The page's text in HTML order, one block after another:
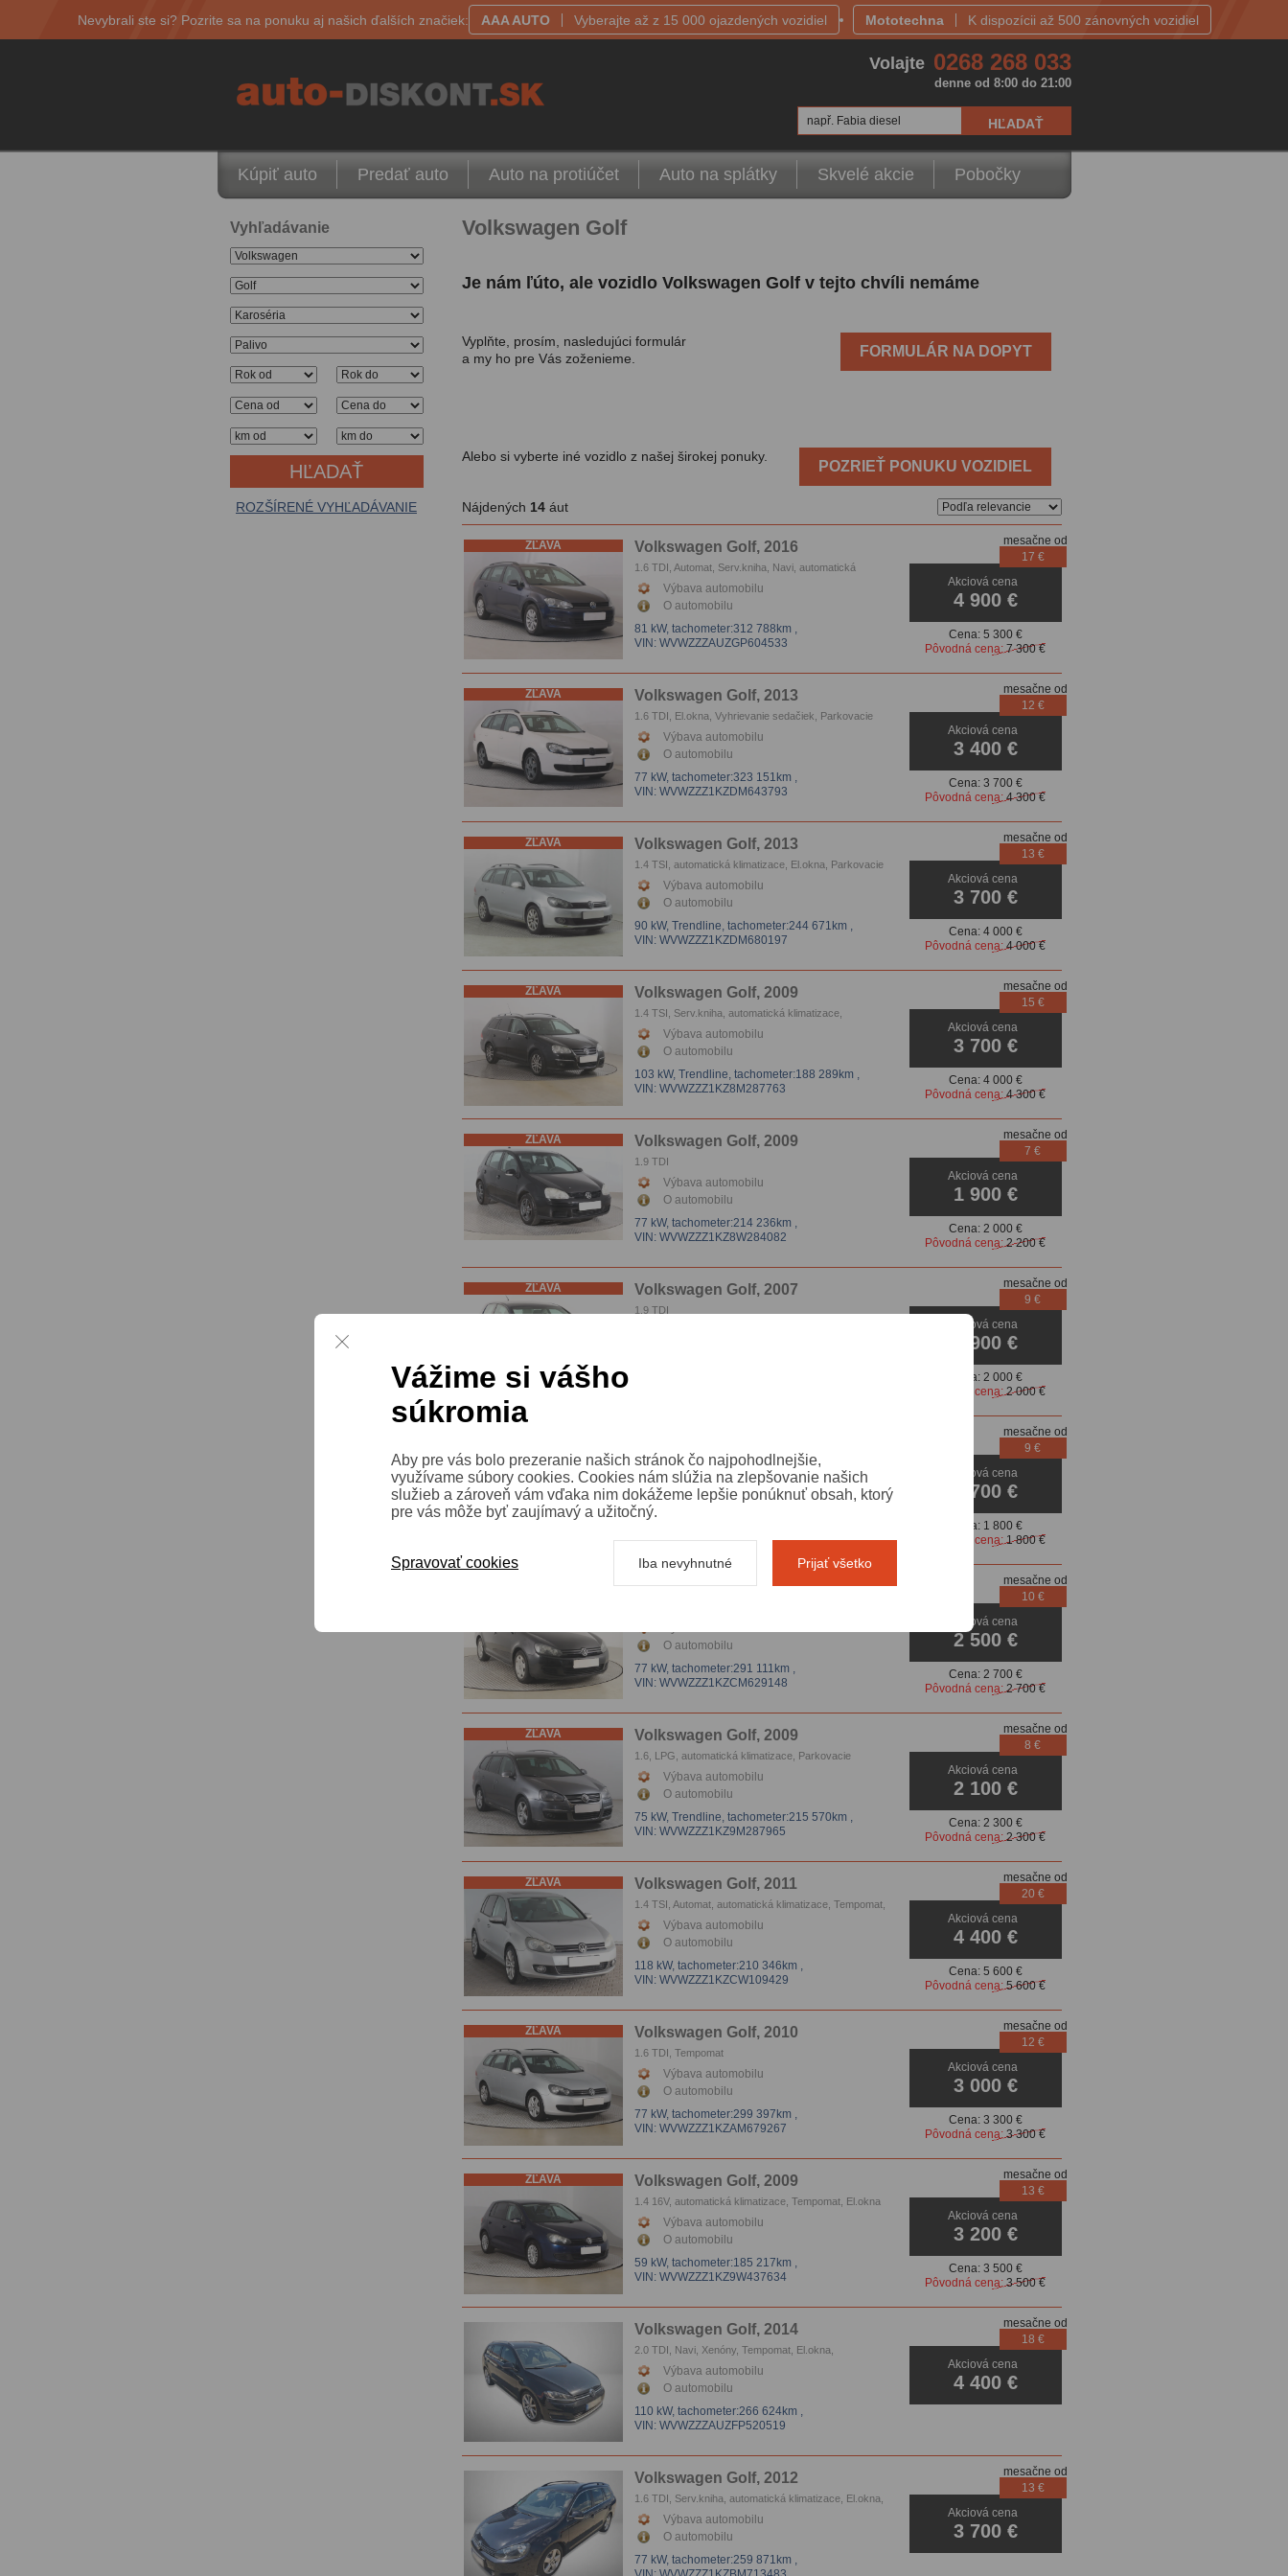
Nevybrali ste si? Pozrite sa na ponuku aj našich ďalších značiek: AAA AUTO Vyberajte až z 15 000 ojazdených vozidiel Mototechna K dispozícii až 500 zánovných vozidiel
např. Fabia diesel
Vyhľadávanie
ROZŠÍRENÉ VYHĽADÁVANIE
Volkswagen Golf
Je nám ľúto, ale vozidlo Volkswagen Golf v tejto chvíli nemáme
FORMULÁR NA DOPYT
Vyplňte, prosím, nasledujúci formulár
a my ho pre Vás zoženieme.
POZRIEŤ PONUKU VOZIDIEL
Alebo si vyberte iné vozidlo z našej širokej ponuky.
Nájdených 14áut
ZĽAVA Volkswagen Golf, 2016
1.6 TDI, Automat, Serv.kniha, Navi, automatická
klimatizace, Tempomat, El.okna, Vyhrievanie sedačiek,
Parkovacie senzory
Výbava automobilu
O automobilu
81 kW, tachometer:312 788km ,
VIN: WVWZZZAUZGP604533
Akciová cena
4 900 €
mesačne od
17 €
Cena:5 300 €
Pôvodná cena:7 300 €
ZĽAVA Volkswagen Golf, 2013
1.6 TDI, El.okna, Vyhrievanie sedačiek, Parkovacie
kameraVýbava automobilu
O automobilu
77 kW, tachometer:323 151km ,
VIN: WVWZZZ1KZDM643793
Akciová cena
3 400 €
mesačne od
12 €
Cena:3 700 €
Pôvodná cena:4 300 €
ZĽAVA Volkswagen Golf, 2013
1.4 TSI, automatická klimatizace, El.okna, Parkovacie
senzoryVýbava automobilu
O automobilu
90 kW, Trendline, tachometer:244 671km ,
VIN: WVWZZZ1KZDM680197
Akciová cena
3 700 €
mesačne od
13 €
Cena:4 000 €
Pôvodná cena:4 000 €
ZĽAVA Volkswagen Golf, 2009
1.4 TSI, Serv.kniha, automatická klimatizace,
Tempomat, El.okna, Vyhrievanie sedačiek
Výbava automobilu
O automobilu
103 kW, Trendline, tachometer:188 289km ,
VIN: WVWZZZ1KZ8M287763
Akciová cena
3 700 €
mesačne od
15 €
Cena:4 000 €
Pôvodná cena:4 300 €
ZĽAVA Volkswagen Golf, 2009
1.9 TDI
Výbava automobilu
O automobilu
77 kW, tachometer:214 236km ,
VIN: WVWZZZ1KZ8W284082
Akciová cena
1 900 €
mesačne od
7 €
Cena:2 000 €
Pôvodná cena:2 200 €
ZĽAVA Volkswagen Golf, 2007
1.9 TDI
Akciová cena
1 900 €
mesačne od
9 €
Cena:2 000 €
Pôvodná cena:2 000 €
1.4 16V, Klíma
Výbava automobilu
O automobilu
55 kW,
Akciová cena
1 700 €
mesačne od
9 €
Cena:1 800 €
Pôvodná cena:1 800 €
Volkswagen Golf, 2011
O automobilu
77 kW, tachometer:291 111km ,
VIN: WVWZZZ1KZCM629148
Akciová cena
2 500 €
mesačne od
10 €
Cena:2 700 €
Pôvodná cena:2 700 €
ZĽAVA Volkswagen Golf, 2009
1.6, LPG, automatická klimatizace, Parkovacie
senzoryVýbava automobilu
O automobilu
75 kW, Trendline, tachometer:215 570km ,
VIN: WVWZZZ1KZ9M287965
Akciová cena
2 100 €
mesačne od
8 €
Cena:2 300 €
Pôvodná cena:2 300 €
ZĽAVA Volkswagen Golf, 2011
1.4 TSI, Automat, automatická klimatizace, Tempomat,
El.okna, Parkovacie senzory
Výbava automobilu
O automobilu
118 kW, tachometer:210 346km ,
VIN: WVWZZZ1KZCW109429
Akciová cena
4 400 €
mesačne od
20 €
Cena:5 600 €
Pôvodná cena:5 600 €
ZĽAVA Volkswagen Golf, 2010
1.6 TDI, Tempomat
Výbava automobilu
O automobilu
77 kW, tachometer:299 397km ,
VIN: WVWZZZ1KZAM679267
Akciová cena
3 000 €
mesačne od
12 €
Cena:3 300 €
Pôvodná cena:3 300 €
ZĽAVA Volkswagen Golf, 2009
1.4 16V, automatická klimatizace, Tempomat, El.okna
Výbava automobilu
O automobilu
59 kW, tachometer:185 217km ,
VIN: WVWZZZ1KZ9W437634
Akciová cena
3 200 €
mesačne od
13 €
Cena:3 500 €
Pôvodná cena:3 500 €
Volkswagen Golf, 2014
2.0 TDI, Navi, Xenóny, Tempomat, El.okna,
Vyhrievanie sedačiek, Parkovacie senzory
Výbava automobilu
O automobilu
110 kW, tachometer:266 624km ,
VIN: WVWZZZAUZFP520519
Akciová cena
4 400 €
mesačne od
18 €
Volkswagen Golf, 2012
1.6 TDI, Serv.kniha, automatická klimatizace, El.okna,
Vyhrievanie sedačiek, Parkovacie senzory
Výbava automobilu
O automobilu
77 kW, tachometer:259 871km ,
Akciová cena
3 700 €
mesačne od
13 €
Kúpiť auto Predať auto Auto na protiúčet Auto na splátky Skvelé akcie Pobočky
Volajte 0268 268 033
denne od 8:00 do 21:00
Vážime si vášho
súkromia
Aby pre vás bolo prezeranie našich stránok čo najpohodlnejšie,
využívame súbory cookies. Cookies nám slúžia na zlepšovanie našich
služieb a zároveň vám vďaka nim dokážeme lepšie ponúknuť obsah, ktorý
pre vás môže byť zaujímavý a užitočný.
Spravovať cookies Iba nevyhnutné Prijať všetko